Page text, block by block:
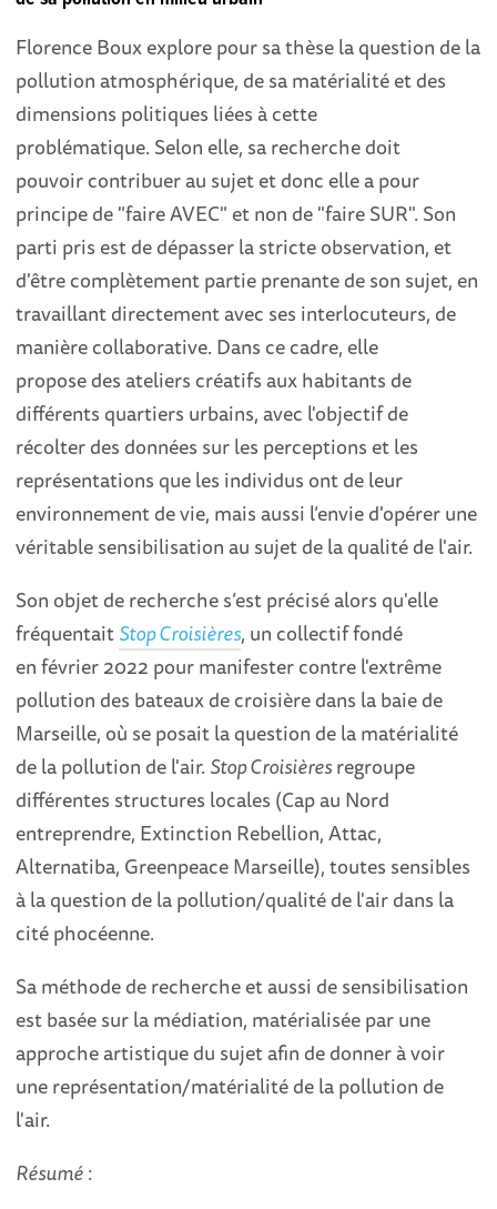
Florence Boux explore pour sa thèse la question de la
pollution atmosphérique, de sa matérialité et des
dimensions politiques liées à cette
problématique. Selon elle, sa recherche doit
pouvoir contribuer au sujet et donc elle a pour
principe de "faire AVEC" et non de "faire SUR". Son
parti pris est de dépasser la stricte observation, et
d'être complètement partie prenante de son sujet, en
travaillant directement avec ses interlocuteurs, de
manière collaborative. Dans ce cadre, elle
propose des ateliers créatifs aux habitants de
différents quartiers urbains, avec l'objectif de
récolter des données sur les perceptions et les
représentations que les individus ont de leur
environnement de vie, mais aussi l’envie d'opérer une
véritable sensibilisation au sujet de la qualité de l'air.
Son objet de recherche s’est précisé alors qu'elle
fréquentaitStop Croisières, un collectif fondé
en février 2022 pour manifester contre l'extrême
pollution des bateaux de croisière dans la baie de
Marseille, où se posait la question de la matérialité
de la pollution de l'air. Stop Croisièresregroupe
différentes structures locales (Cap au Nord
entreprendre, Extinction Rebellion, Attac,
Alternatiba, Greenpeace Marseille), toutes sensibles
à la question de la pollution/qualité de l'air dans la
cité phocéenne.
Sa méthode de recherche et aussi de sensibilisation
est basée sur la médiation, matérialisée par une
approche artistique du sujet afin de donner à voir
une représentation/matérialité de la pollution de
l'air.
Résumé: